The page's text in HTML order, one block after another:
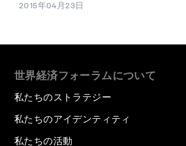
2015年04月23日
世界経済フォーラムについて
私たちのストラテジー
私たちのアイデンティティ
私たちの活動